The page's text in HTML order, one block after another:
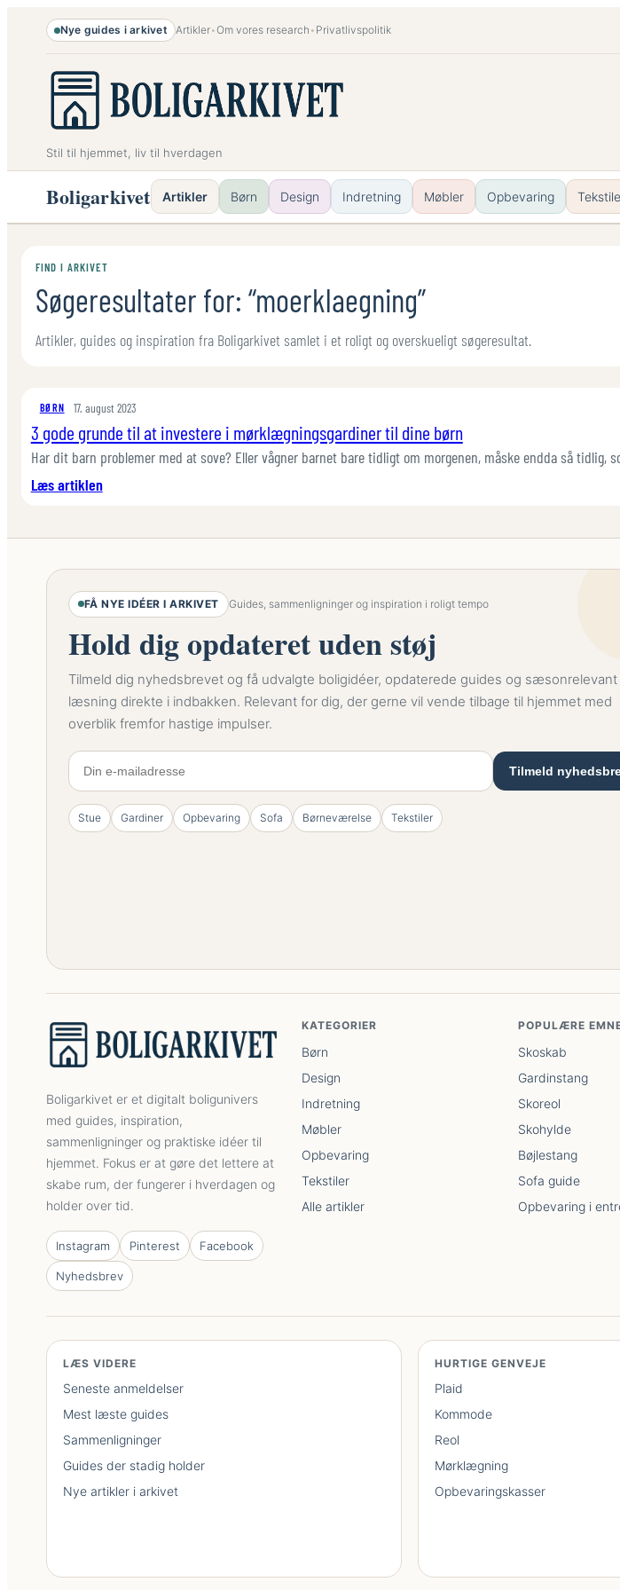
Nye guides i arkivet Artikler•Om vores research • Privatlivspolitik
Stil til hjemmet, liv til hverdagen
Boligarkivet Artikler Børn Design Indretning Møbler Opbevaring
FIND I ARKIVET
Søgeresultater for: “moerklaegning”
Artikler, guides og inspiration fra Boligarkivet samlet i et roligt og overskueligt søgeresultat.
BØRN 17. august 2023
3 gode grunde til at investere i mørklægningsgardiner til dine børn
Har dit barn problemer med at sove? Eller vågner barnet bare tidligt om morgenen, måske endda så tidlig,
Læs artiklen:
til
at
investere
i
mørklægningsgardiner
til
dine
børn
FÅ NYE IDÉER I ARKIVET Guides, sammenligninger og inspiration i roligt tempo
Hold dig opdateret uden støj
Tilmeld dig nyhedsbrevet og få udvalgte boligidéer, opdaterede guides og sæsonrelevant
læsning direkte i indbakken. Relevant for dig, der gerne vil vende tilbage til hjemmet med
overblik fremfor hastige impulser.
Tilmeld
Stue Gardiner Opbevaring Sofa Børneværelse Tekstiler
Boligarkivet er et digitalt boligunivers
med guides, inspiration,
sammenligninger og praktiske idéer til
hjemmet. Fokus er at gøre det lettere at
skabe rum, der fungerer i hverdagen og
holder over tid.
Instagram Pinterest Facebook
Nyhedsbrev
KATEGORIER
Børn
Design
Indretning
Møbler
Opbevaring
Tekstiler
Alle artikler
POPULÆRE
Skoskab
Gardinstang
Skoreol
Skohylde
Bøjlestang
Sofa guide
Opbevaring i
LÆS VIDERE
Seneste anmeldelser
Mest læste guides
Sammenligninger
Guides der stadig holder
Nye artikler i arkivet
HURTIGE GENVEJE
Plaid
Kommode
Reol
Mørklægning
Opbevaringskasser